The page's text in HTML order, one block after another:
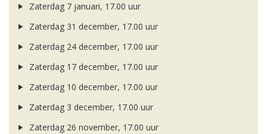
Zaterdag 7 januari, 17.00 uur
Zaterdag 31 december, 17.00 uur
Zaterdag 24 december, 17.00 uur
Zaterdag 17 december, 17.00 uur
Zaterdag 10 december, 17.00 uur
Zaterdag 3 december, 17.00 uur
Zaterdag 26 november, 17.00 uur